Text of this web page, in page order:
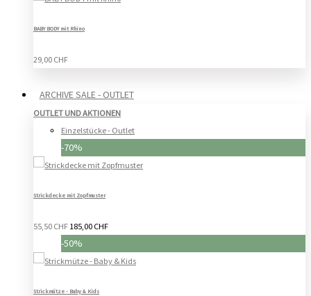
BABY BODY mit Rhino
29,00 CHF
ARCHIVE SALE - OUTLET
OUTLET UND AKTIONEN
Einzelstücke - Outlet
-70%
Strickdecke mit Zopfmuster
55,50 CHF 185,00 CHF
-50%
Strickmütze - Baby & Kids